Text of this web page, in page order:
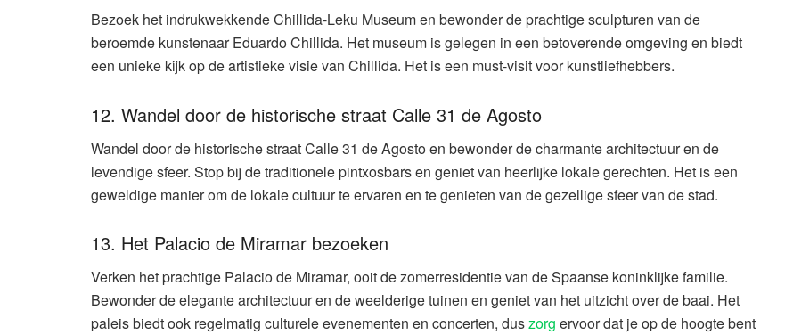
Bezoek het indrukwekkende Chillida-Leku Museum en bewonder de prachtige sculpturen van de
beroemde kunstenaar Eduardo Chillida. Het museum is gelegen in een betoverende omgeving en biedt
een unieke kijk op de artistieke visie van Chillida. Het is een must-visit voor kunstliefhebbers.
12. Wandel door de historische straat Calle 31 de Agosto
Wandel door de historische straat Calle 31 de Agosto en bewonder de charmante architectuur en de
levendige sfeer. Stop bij de traditionele pintxosbars en geniet van heerlijke lokale gerechten. Het is een
geweldige manier om de lokale cultuur te ervaren en te genieten van de gezellige sfeer van de stad.
13. Het Palacio de Miramar bezoeken
Verken het prachtige Palacio de Miramar, ooit de zomerresidentie van de Spaanse koninklijke familie.
Bewonder de elegante architectuur en de weelderige tuinen en geniet van het uitzicht over de baai. Het
paleis biedt ook regelmatig culturele evenementen en concerten, duszorg ervoor dat je op de hoogte bent